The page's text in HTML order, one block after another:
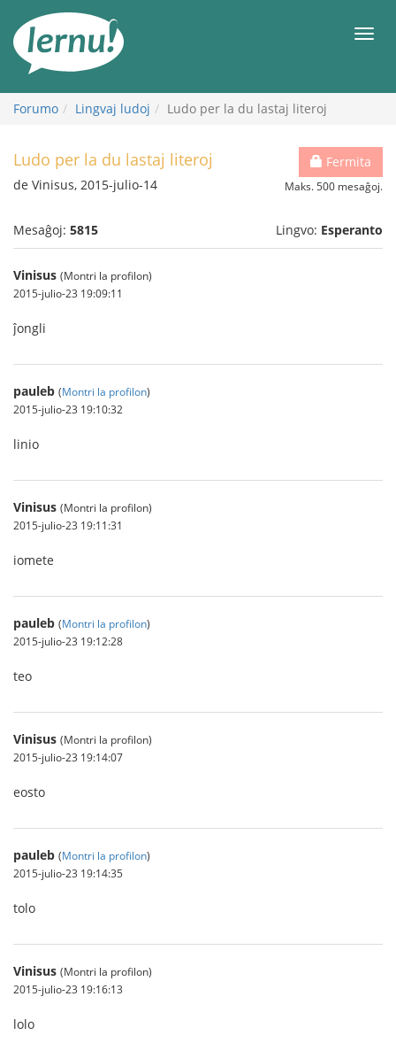
enhavo
Forumo Lingvaj ludoj Ludo per la du lastaj literoj
Fermita
Maks. 500 mesaĝoj.
Ludo per la du lastaj literoj
de Vinisus, 2015-julio-14
Mesaĝoj: 5815 Lingvo: Esperanto
Vinisus (Montri la profilon)
2015-julio-23 19:09:11
ĵongli
pauleb (Montri la profilon)
2015-julio-23 19:10:32
linio
Vinisus (Montri la profilon)
2015-julio-23 19:11:31
iomete
pauleb (Montri la profilon)
2015-julio-23 19:12:28
teo
Vinisus (Montri la profilon)
2015-julio-23 19:14:07
eosto
pauleb (Montri la profilon)
2015-julio-23 19:14:35
tolo
Vinisus (Montri la profilon)
2015-julio-23 19:16:13
lolo